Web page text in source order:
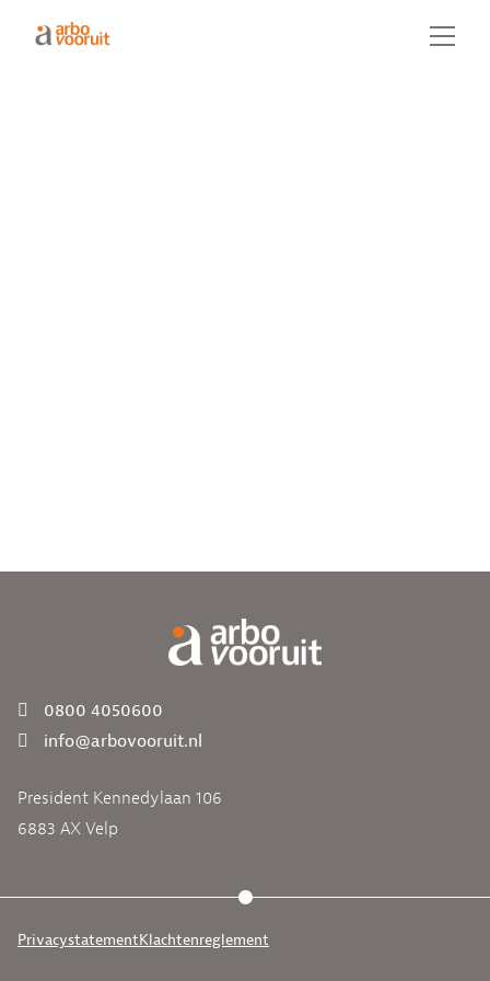
0800 4050600
info@arbovooruit.nl
President Kennedylaan 106
6883 AX Velp
PrivacystatementKlachtenreglement